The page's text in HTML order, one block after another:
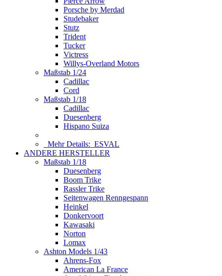
Porsche by Merdad
Studebaker
Stutz
Trident
Tucker
Victress
Willys-Overland Motors
Maßstab 1/24
Cadillac
Cord
Maßstab 1/18
Cadillac
Duesenberg
Hispano Suiza
Mehr Details: ESVAL
ANDERE HERSTELLER
Maßstab 1/18
Duesenberg
Boom Trike
Rassler Trike
Seitenwagen Renngespann
Heinkel
Donkervoort
Kawasaki
Norton
Lomax
Ashton Models 1/43
Ahrens-Fox
American La France